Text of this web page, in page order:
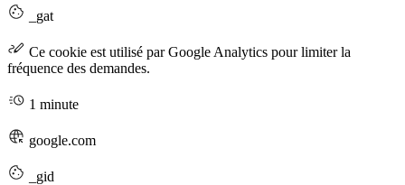
_gat
Ce cookie est utilisé par Google Analytics pour limiter la
fréquence des demandes.
1 minute
google.com
_gid